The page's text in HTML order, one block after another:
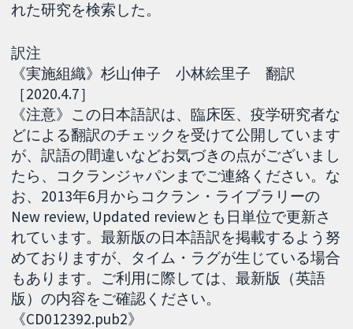
れた研究を検索した。
訳注
《実施組織》杉山伸子 小林絵里子 翻訳
［2020.4.7］
《注意》この日本語訳は、臨床医、疫学研究者な
どによる翻訳のチェックを受けて公開しています
が、訳語の間違いなどお気づきの点がございまし
たら、コクランジャパンまでご連絡ください。な
お、2013年6月からコクラン・ライブラリーの
New review, Updated reviewとも日単位で更新さ
れています。最新版の日本語訳を掲載するよう努
めておりますが、タイム・ラグが生じている場合
もあります。ご利用に際しては、最新版（英語
版）の内容をご確認ください。
《CD012392.pub2》